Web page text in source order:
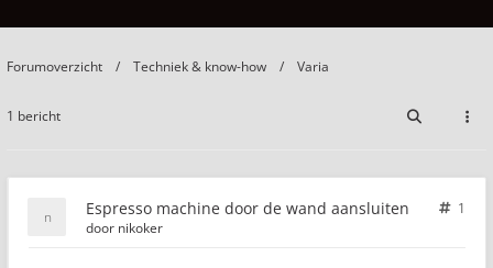
Forumoverzicht Techniek & know-how Varia
1 bericht
Espresso machine door de wand aansluiten
1
door nikoker